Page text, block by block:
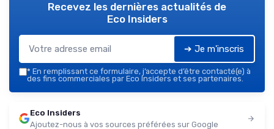
Recevez les dernières actualités de
Eco Insiders
➔ Je m'inscris
* En remplissant ce formulaire, j’accepte d’être contacté(e) à
des fins commerciales par Eco Insiders et ses partenaires.
Eco Insiders
Ajoutez-nous à vos sources préférées sur Google